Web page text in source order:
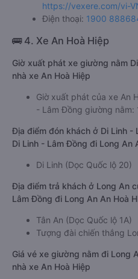
https://vexere.com/vi-
Điện thoại: 1900
🚌 4. Xe An Hoà Hiệp
Giờ xuất phát xe giường nằm
nhà xe An Hoà Hiệp
Giờ xuất phát của xe An
- Lâm Đồng giường nằm:
Địa điểm đón khách ở Di Linh
Di Linh - Lâm Đồng đi Long An
Di Linh (Dọc Quốc lộ 20)
Địa điểm trả khách ở Long An
Lâm Đồng đi Long An An Hoà
Tân An (Dọc Quốc lộ 1A)
Tượng đài chiến thắng
Giá vé xe giường nằm đi Long
nhà xe An Hoà Hiệp